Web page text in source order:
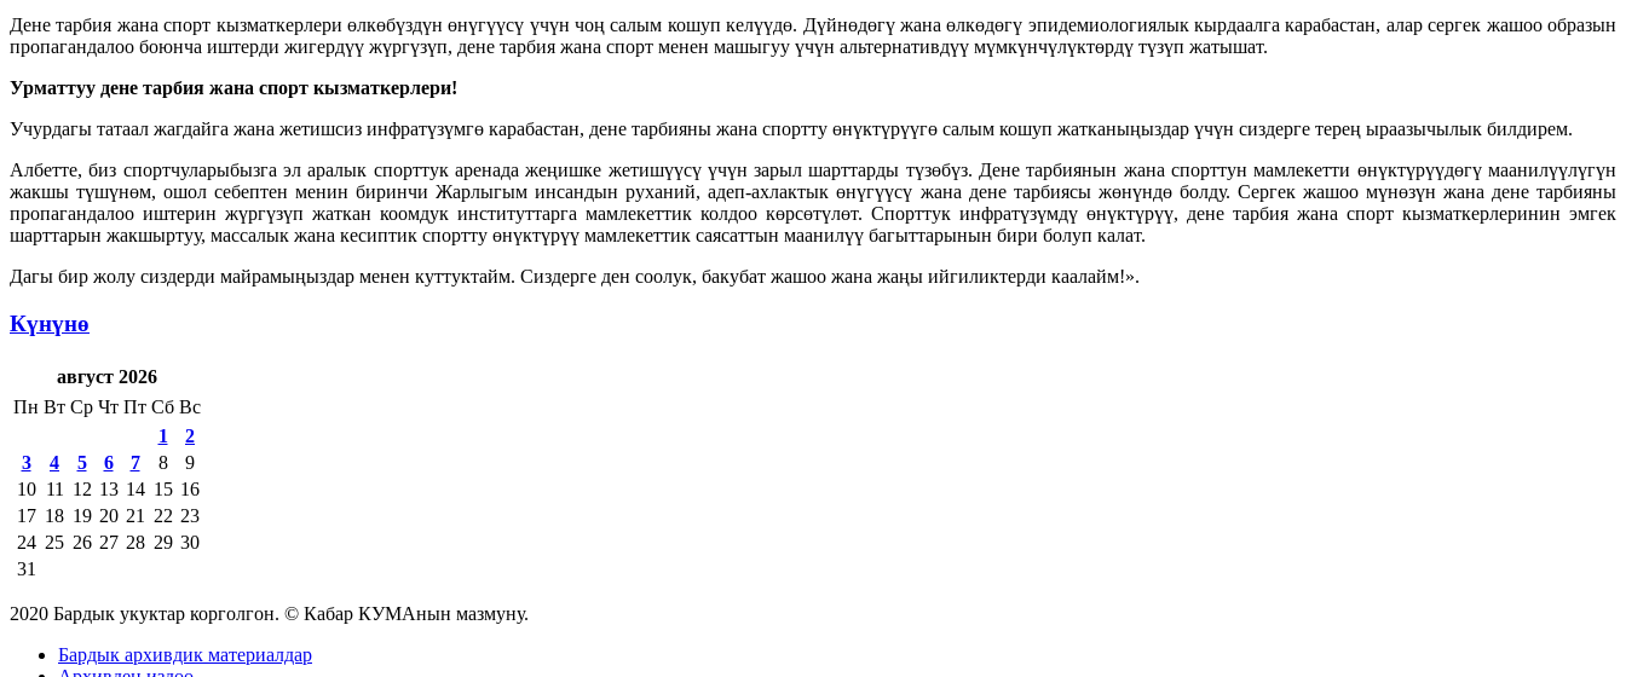
Дене тарбия жана спорт кызматкерлери өлкөбүздүн өнүгүүсү үчүн чоң салым кошуп келүүдө. Дүйнөдөгү жана өлкөдөгү эпидемиологиялык кырдаалга карабастан, алар сергек жашоо образын
пропагандалоо боюнча иштерди жигердүү жүргүзүп, дене тарбия жана спорт менен машыгуу үчүн альтернативдүү мүмкүнчүлүктөрдү түзүп жатышат.
Урматтуу дене тарбия жана спорт кызматкерлери!
Учурдагы татаал жагдайга жана жетишсиз инфратүзүмгө карабастан, дене тарбияны жана спортту өнүктүрүүгө салым кошуп жатканыңыздар үчүн сиздерге терең ыраазычылык билдирем.
Албетте, биз спортчуларыбызга эл аралык спорттук аренада жеңишке жетишүүсү үчүн зарыл шарттарды түзөбүз. Дене тарбиянын жана спорттун мамлекетти өнүктүрүүдөгү маанилүүлүгүн
жакшы түшүнөм, ошол себептен менин биринчи Жарлыгым инсандын руханий, адеп-ахлактык өнүгүүсү жана дене тарбиясы жөнүндө болду. Сергек жашоо мүнөзүн жана дене тарбияны
пропагандалоо иштерин жүргүзүп жаткан коомдук институттарга мамлекеттик колдоо көрсөтүлөт. Спорттук инфратүзүмдү өнүктүрүү, дене тарбия жана спорт кызматкерлеринин эмгек
шарттарын жакшыртуу, массалык жана кесиптик спортту өнүктүрүү мамлекеттик саясаттын маанилүү багыттарынын бири болуп калат.
Дагы бир жолу сиздерди майрамыңыздар менен куттуктайм. Сиздерге ден соолук, бакубат жашоо жана жаңы ийгиликтерди каалайм!».
Күнүнө
август 2026
Пн Вт Ср Чт Пт Сб Вс
1
2
3
4 5 6 7 8
9
10 11 12 13 14 15 16
17 18 19 20 21 22 23
24 25 26 27 28 29 30
31
2020 Бардык укуктар корголгон. © Кабар КУМАнын мазмуну.
Бардык архивдик материалдар